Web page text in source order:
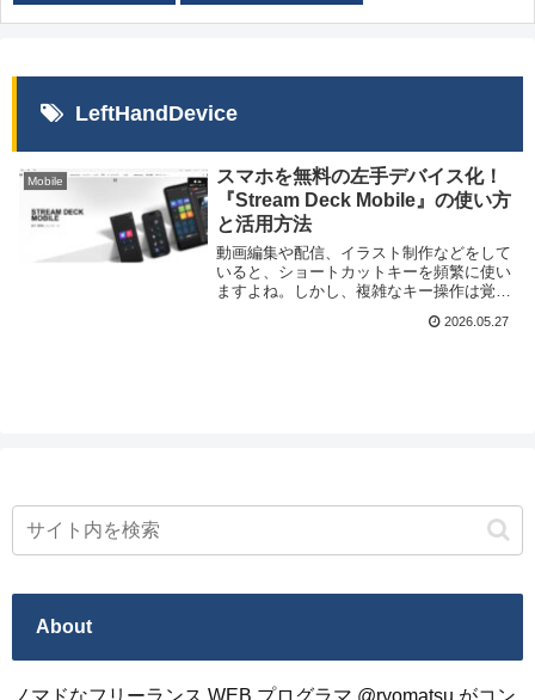
LeftHandDevice
Mobile
スマホを無料の左手デバイス化！
『Stream Deck Mobile』の使い方
と活用方法
動画編集や配信、イラスト制作などをして
いると、ショートカットキーを頻繁に使い
ますよね。しかし、複雑なキー操作は覚え
ります。そんな時に便利なのが「左手デバ
2026.05.27
About
ノマドなフリーランス WEB プログラマ @ryomatsu がコン